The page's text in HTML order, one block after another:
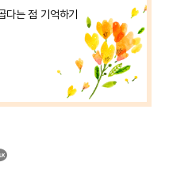
는 점 기억하기
오톡